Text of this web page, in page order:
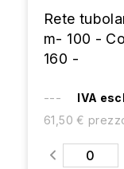
Rete
m- 100 -
160 -
---
IVA
61,50 €